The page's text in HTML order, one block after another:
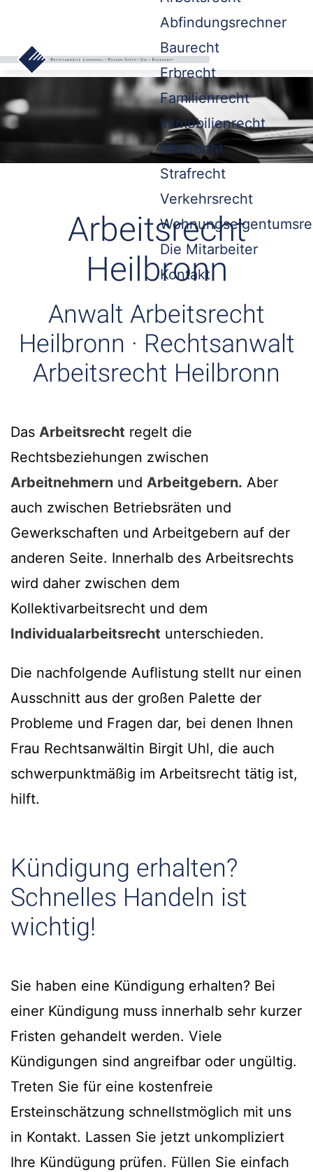
Abfindungsrechner
Baurecht
Erbrecht
Familienrecht
Immobilienrecht
Mietrecht
Strafrecht
Verkehrsrecht
Die Mitarbeiter
Kontakt
Arbeitsrecht
Heilbronn
Anwalt Arbeitsrecht
Heilbronn · Rechtsanwalt
Arbeitsrecht Heilbronn
Das Arbeitsrecht regelt die
Rechtsbeziehungen zwischen
Arbeitnehmern und Arbeitgebern. Aber
auch zwischen Betriebsräten und
Gewerkschaften und Arbeitgebern auf der
anderen Seite. Innerhalb des Arbeitsrechts
wird daher zwischen dem
Kollektivarbeitsrecht und dem
Individualarbeitsrecht unterschieden.
Die nachfolgende Auflistung stellt nur einen
Ausschnitt aus der großen Palette der
Probleme und Fragen dar, bei denen Ihnen
Frau Rechtsanwältin Birgit Uhl, die auch
schwerpunktmäßig im Arbeitsrecht tätig ist,
hilft.
Kündigung erhalten?
Schnelles Handeln ist
wichtig!
Sie haben eine Kündigung erhalten? Bei
einer Kündigung muss innerhalb sehr kurzer
Fristen gehandelt werden. Viele
Kündigungen sind angreifbar oder ungültig.
Treten Sie für eine kostenfreie
Ersteinschätzung schnellstmöglich mit uns
in Kontakt. Lassen Sie jetzt unkompliziert
Ihre Kündügung prüfen. Füllen Sie einfach